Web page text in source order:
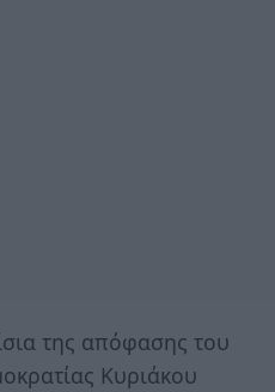
της απόφασης του
Κυριάκου